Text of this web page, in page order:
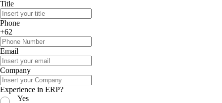
Title
Phone
+62
Email
Company
Experience in ERP?
Yes